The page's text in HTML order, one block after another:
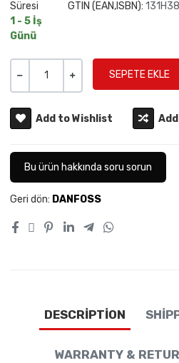
Süresi
1 - 5 İş
Günü
GTIN (EAN,ISBN):
Add to Wishlist
Bu ürün hakkında soru sorun
Geri dön: DANFOSS
DESCRIPTION
WARRANTY &